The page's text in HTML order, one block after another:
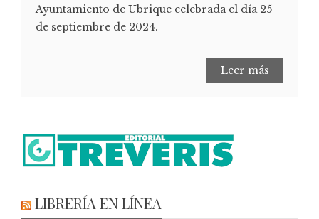
Ayuntamiento de Ubrique celebrada el día 25
de septiembre de 2024.
Leer más
LIBRERÍA EN LÍNEA